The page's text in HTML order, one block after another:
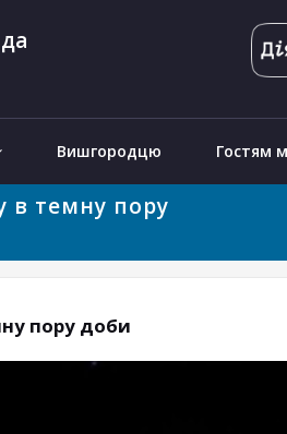
Вишгородцю Гостям
в темну пору
пору доби